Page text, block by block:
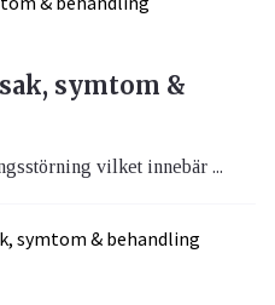
symtom &
vilket innebär ...